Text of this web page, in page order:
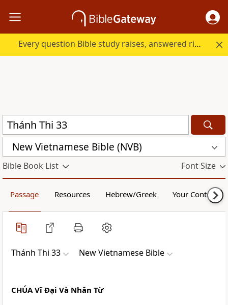
Every question Bible study raises, answered right here.
New Vietnamese Bible (NVB)
Bible Book List Font Size
Passage Resources Hebrew/Greek Your Content
Thánh Thi 33 New Vietnamese Bible
CHÚAVĩ Đại Và Nhân Từ